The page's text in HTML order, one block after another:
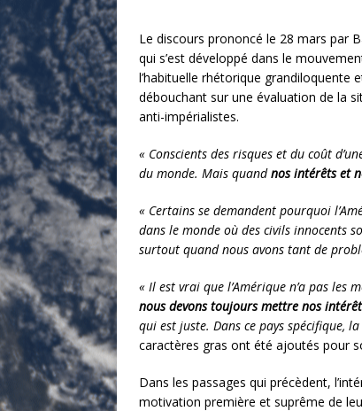
Le discours prononcé le 28 mars par
qui s’est développé dans le
l’habituelle rhétorique grandiloquente
débouchant sur une évaluation de la
anti-impérialistes.
« Conscients des risques et du coût
du monde. Mais quandnos intérêts et
« Certains se demandent pourquoi
dans le monde où des civils innocents
surtout quand nous avons tant de
« Il est vrai que l’Amérique n’a pas les
nous devons toujours mettre nos
qui est juste. Dans ce pays spécifique,
caractères gras ont été ajoutés pour
Dans les passages qui précèdent,
motivation première et suprême de